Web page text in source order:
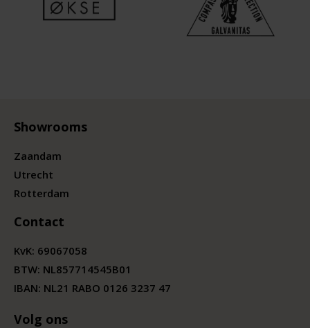
Showrooms
Zaandam
Utrecht
Rotterdam
Contact
KvK: 69067058
BTW: NL857714545B01
IBAN: NL21 RABO 0126 3237 47
Volg ons